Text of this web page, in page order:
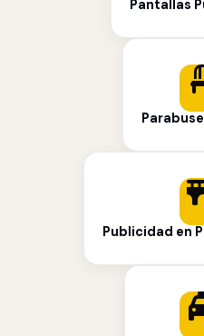
Pantallas
Publicidad en